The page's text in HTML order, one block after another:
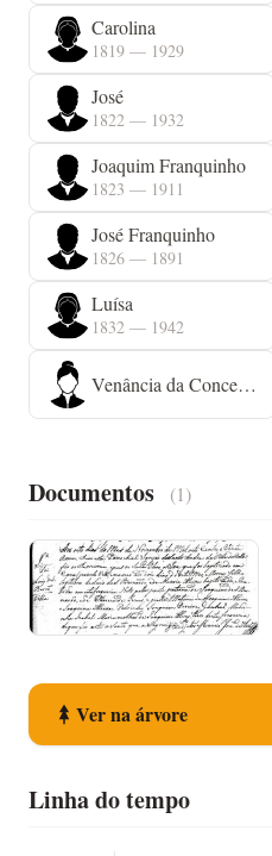
Carolina
1819 — 1929
José
1822 — 1932
Joaquim Franquinho
1823 — 1911
José Franquinho
1826 — 1891
Luísa
1832 — 1942
Venância da Conceição
Documentos (1)
Ver na árvore
Linha do tempo